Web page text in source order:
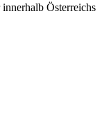
Österreichs